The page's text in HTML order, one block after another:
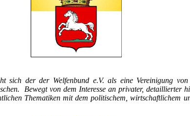
sich der der Welfenbund e.V. als eine Vereinigung
Bewegt von dem Interesse an privater, detaillierter
Thematiken mit dem politischem, wirtschaftlichem